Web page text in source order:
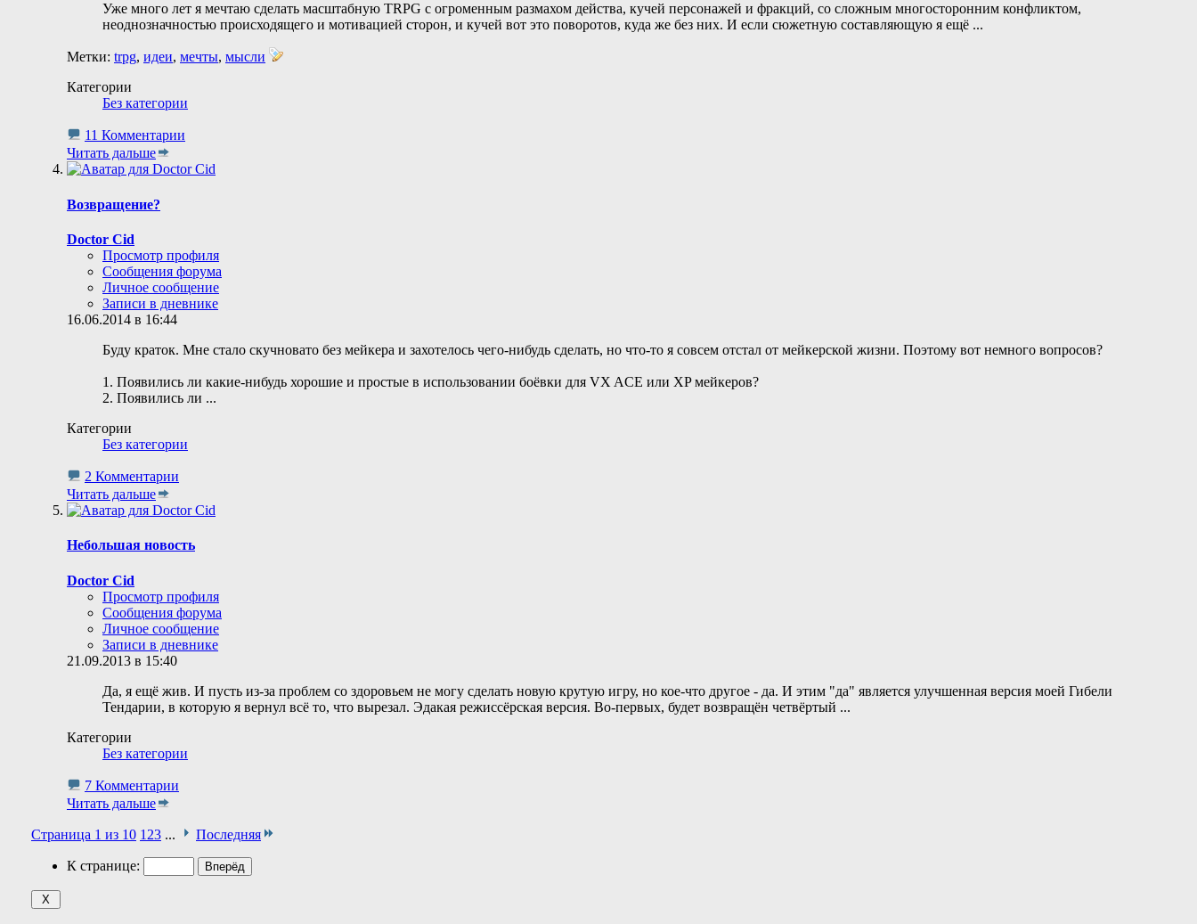
Уже много лет я мечтаю сделать масштабную TRPG с огроменным размахом действа, кучей персонажей и фракций, со сложным многосторонним конфликтом,
неоднозначностью происходящего и мотивацией сторон, и кучей вот это поворотов, куда же без них. И если сюжетную составляющую я ещё ...
Метки: trpg, идеи, мечты, мысли
Категории
Без категории
11 Комментарии
Читать дальше
Возвращение?
Doctor Cid
Просмотр профиля
Сообщения форума
Личное сообщение
Записи в дневнике
16.06.2014 в 16:44
Буду краток. Мне стало скучновато без мейкера и захотелось чего-нибудь сделать, но что-то я совсем отстал от мейкерской жизни. Поэтому вот немного вопросов?
1. Появились ли какие-нибудь хорошие и простые в использовании боёвки для VX ACE или XP мейкеров?
2. Появились ли ...
Категории
Без категории
2 Комментарии
Читать дальше
Небольшая новость
Doctor Cid
Просмотр профиля
Сообщения форума
Личное сообщение
Записи в дневнике
21.09.2013 в 15:40
Да, я ещё жив. И пусть из-за проблем со здоровьем не могу сделать новую крутую игру, но кое-что другое - да. И этим "да" является улучшенная версия моей Гибели
Тендарии, в которую я вернул всё то, что вырезал. Эдакая режиссёрская версия. Во-первых, будет возвращён четвёртый ...
Категории
Без категории
7 Комментарии
Читать дальше
Страница 1 из 10 1 23 ... Последняя
К странице: